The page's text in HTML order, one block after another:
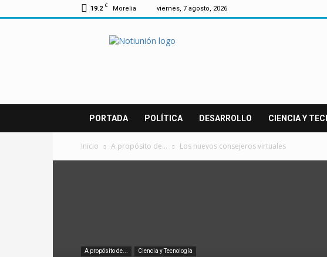
19.2 C Morelia viernes, 7 agosto, 2026
PORTADA POLÍTICA DESARROLLO CIENCIA Y
Inicio A propósito de... Los nuevos consejeros virtuales
A propósito de... Ciencia y Tecnología